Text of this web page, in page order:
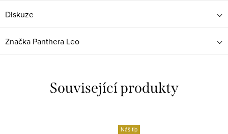
Diskuze
Značka Panthera Leo
Související produkty
Náš tip